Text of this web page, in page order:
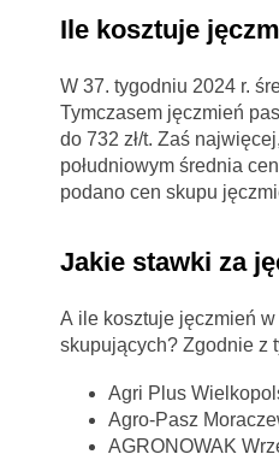
Ile kosztuje
W 37. tygodniu 2024 r.
Tymczasem jęczmień
do 732 zł/t. Zaś
południowym średnia
podano cen skupu
Jakie stawki za
A ile kosztuje jęczmień
skupujących? Zgodnie z
Agri Plus
Agro-Pasz
AGRONOWAK